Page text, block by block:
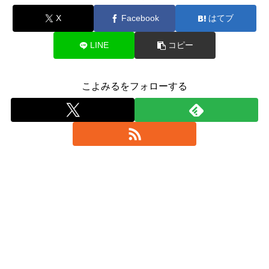
X Facebook はてブ
LINE コピー
こよみるをフォローする